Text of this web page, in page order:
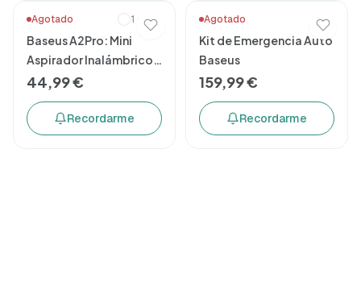
Agotado 1 color
Baseus A2Pro: Mini
Aspirador Inalámbrico
6000pa
44,99 €
Recordarme
Agotado
Kit de Emergencia Auto
Baseus
159,99 €
Recordarme